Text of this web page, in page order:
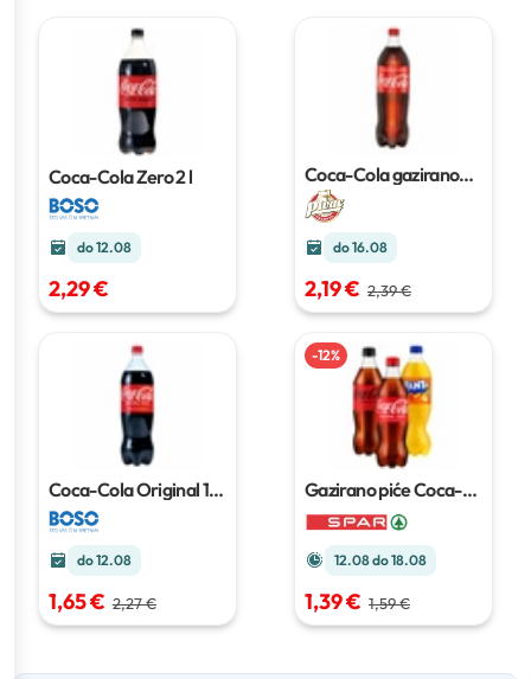
Coca-Cola Zero2 l
do 12.08
2,29 €
Coca-Cola gazirano
piće2 l
do 16.08
2,19 € 2,39 €
Coca-Cola Original1,5
l
do 12.08
1,65 € 2,27 €
-12%
Gazirano piće Coca-
Cola, Fanta ili Sprite
12.08 do 18.08
1,39 € 1,59 €